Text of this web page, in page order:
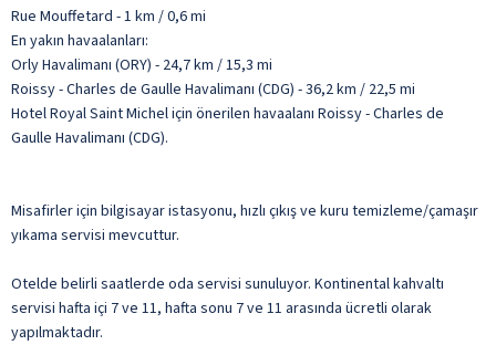
Rue Mouffetard - 1 km / 0,6 mi
En yakın havaalanları:
Orly Havalimanı (ORY) - 24,7 km / 15,3 mi
Roissy - Charles de Gaulle Havalimanı (CDG) - 36,2 km / 22,5 mi
Hotel Royal Saint Michel için önerilen havaalanı Roissy - Charles de
Gaulle Havalimanı (CDG).
Misafirler için bilgisayar istasyonu, hızlı çıkış ve kuru temizleme/çamaşır
yıkama servisi mevcuttur.
Otelde belirli saatlerde oda servisi sunuluyor. Kontinental kahvaltı
servisi hafta içi 7 ve 11, hafta sonu 7 ve 11 arasında ücretli olarak
yapılmaktadır.